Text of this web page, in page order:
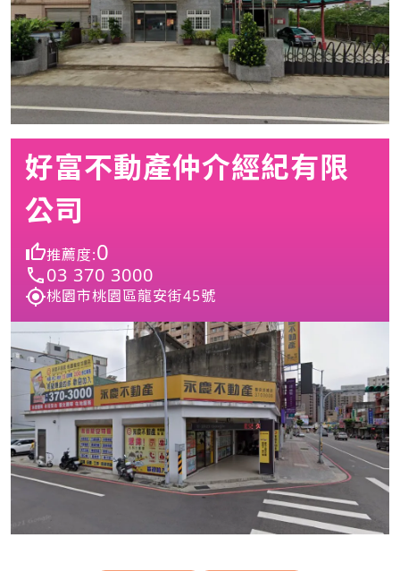
好富不動產仲介經紀有限
公司
推薦度:0
03 370 3000
桃園市桃園區龍安街45號